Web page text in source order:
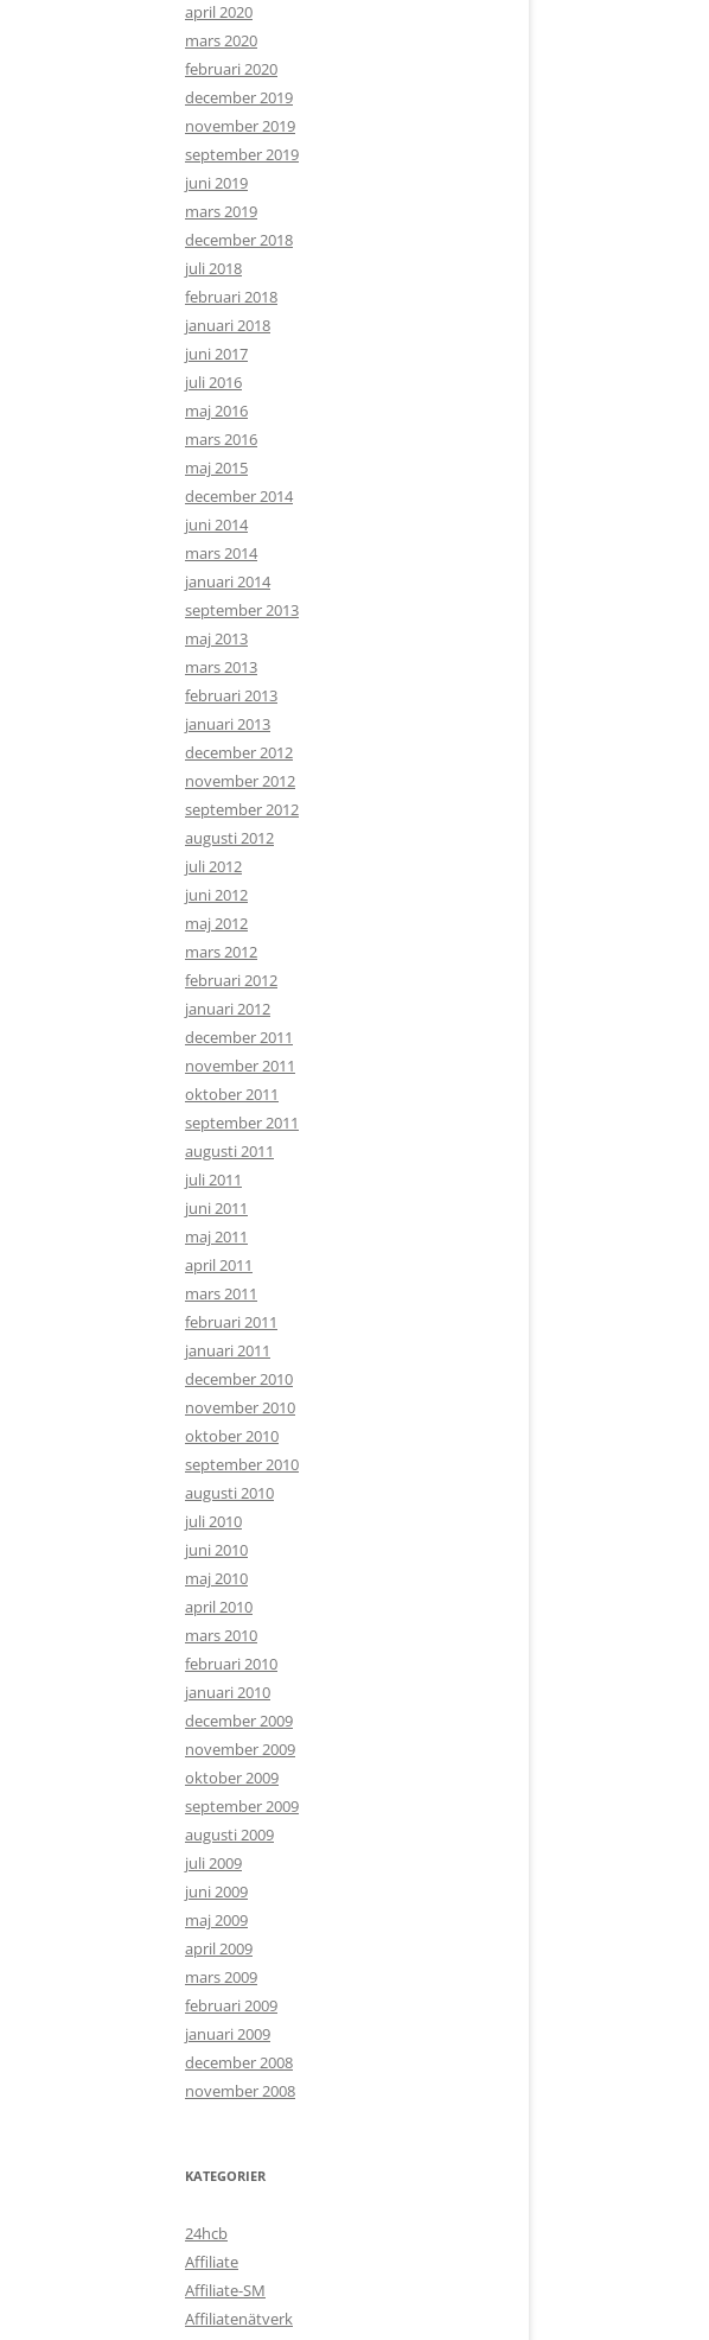
april 2020
mars 2020
februari 2020
december 2019
november 2019
september 2019
juni 2019
mars 2019
december 2018
juli 2018
februari 2018
januari 2018
juni 2017
juli 2016
maj 2016
mars 2016
maj 2015
december 2014
juni 2014
mars 2014
januari 2014
september 2013
maj 2013
mars 2013
februari 2013
januari 2013
december 2012
november 2012
september 2012
augusti 2012
juli 2012
juni 2012
maj 2012
mars 2012
februari 2012
januari 2012
december 2011
november 2011
oktober 2011
september 2011
augusti 2011
juli 2011
juni 2011
maj 2011
april 2011
mars 2011
februari 2011
januari 2011
december 2010
november 2010
oktober 2010
september 2010
augusti 2010
juli 2010
juni 2010
maj 2010
april 2010
mars 2010
februari 2010
januari 2010
december 2009
november 2009
oktober 2009
september 2009
augusti 2009
juli 2009
juni 2009
maj 2009
april 2009
mars 2009
februari 2009
januari 2009
december 2008
november 2008
KATEGORIER
24hcb
Affiliate
Affiliate-SM
Affiliatenätverk